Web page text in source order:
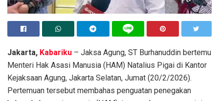
Jakarta, Kabariku – Jaksa Agung, ST Burhanuddin bertemu
Menteri Hak Asasi Manusia (HAM) Natalius Pigai di Kantor
Kejaksaan Agung, Jakarta Selatan, Jumat (20/2/2026).
Pertemuan tersebut membahas penguatan penegakan